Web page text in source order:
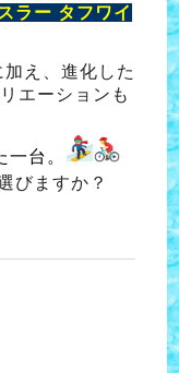
ラー タフワイ
え、進化した
エーションも
台。
びますか？